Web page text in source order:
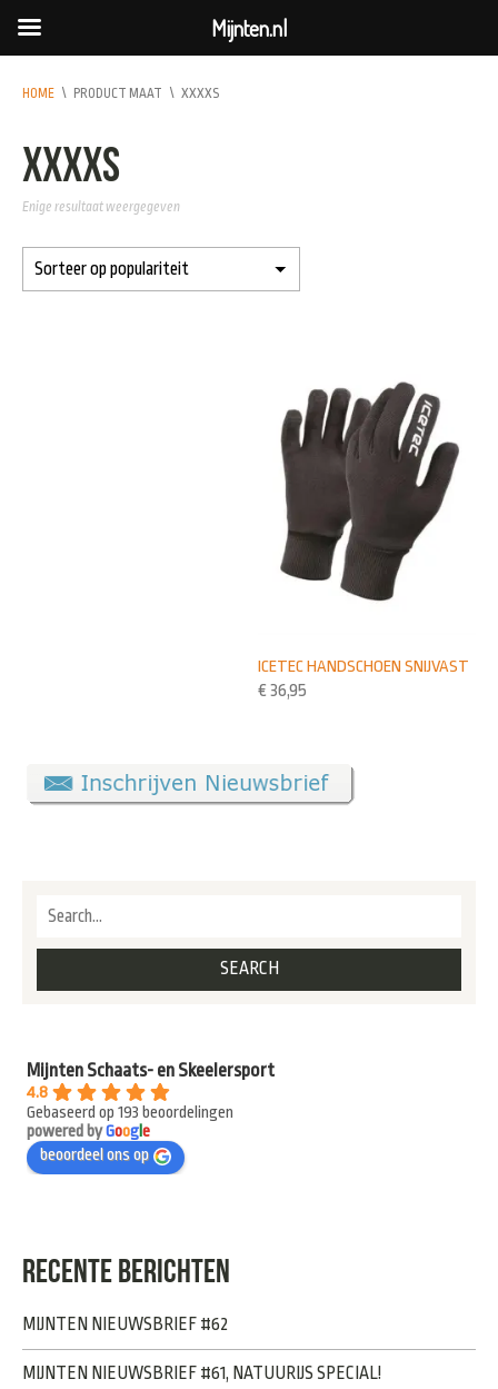
HOME \ PRODUCT MAAT \ XXXXS
XXXXS
Enige resultaat weergegeven
ICETEC HANDSCHOEN SNIJVAST
€ 36,95
Mijnten Schaats- en Skeelersport
4.8
Gebaseerd op 193 beoordelingen
powered byGoogle
beoordeel ons op
RECENTE BERICHTEN
MIJNTEN NIEUWSBRIEF #62
MIJNTEN NIEUWSBRIEF #61, NATUURIJS SPECIAL!
Mijnten.nl